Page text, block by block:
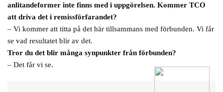
anlitandeformer inte finns med i uppgörelsen. Kommer TCO
att driva det i remissförfarandet?
– Vi kommer att titta på det här tillsammans med förbunden. Vi får
se vad resultatet blir av det.
Tror du det blir många synpunkter från förbunden?
– Det får vi se.